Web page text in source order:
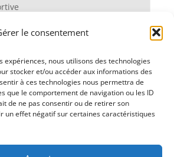
le consentement
expériences, nous utilisons des technologies
stocker et/ou accéder aux informations des
à ces technologies nous permettra de
que le comportement de navigation ou les ID
de ne pas consentir ou de retirer son
un effet négatif sur certaines caractéristiques
Sensibus»